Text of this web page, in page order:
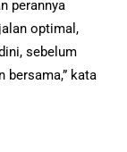
perannya
optimal,
sebelum
bersama,” kata